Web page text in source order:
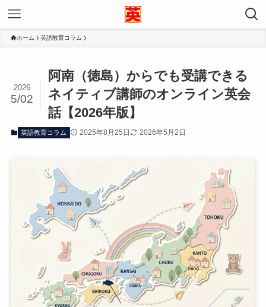
ホーム 英語教育コラム
阿南（徳島）からでも受講できる
ネイティブ講師のオンライン英会
話【2026年版】
2026
5/02
英語教育コラム 2025年8月25日 2026年5月2日